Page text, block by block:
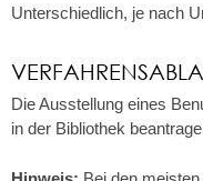
Unterschiedlich, je nach
Die Ausstellung eines
in der Bibliothek